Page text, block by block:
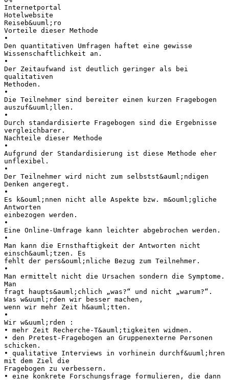
Internetportal
Hotelwebsite
Reiseb&uuml;ro
Vorteile dieser Methode
•
Den quantitativen Umfragen haftet eine gewisse
Wissenschaftlichkeit an.
•
Der Zeitaufwand ist deutlich geringer als bei
qualitativen
Methoden.
•
Die Teilnehmer sind bereiter einen kurzen Fragebogen
auszuf&uuml;llen.
•
Durch standardisierte Fragebogen sind die Ergebnisse
vergleichbarer.
Nachteile dieser Methode
•
Aufgrund der Standardisierung ist diese Methode eher
unflexibel.
•
Der Teilnehmer wird nicht zum selbstst&auml;ndigen
Denken angeregt.
•
Es k&ouml;nnen nicht alle Aspekte bzw. m&ouml;gliche
Antworten
einbezogen werden.
•
Eine Online-Umfrage kann leichter abgebrochen werden.
•
Man kann die Ernsthaftigkeit der Antworten nicht
einsch&auml;tzen. Es
fehlt der pers&ouml;nliche Bezug zum Teilnehmer.
•
Man ermittelt nicht die Ursachen sondern die Symptome.
Man
fragt haupts&auml;chlich „was?“ und nicht „warum?“.
Was w&uuml;rden wir besser machen,
wenn wir mehr Zeit h&auml;tten.
•
Wir w&uuml;rden :
• mehr Zeit Recherche-T&auml;tigkeiten widmen.
• den Pretest-Fragebogen an Gruppenexterne Personen
schicken.
• qualitative Interviews in vorhinein durchf&uuml;hren
mit dem Ziel die
Fragebogen zu verbessern.
• eine konkrete Forschungsfrage formulieren, die dann